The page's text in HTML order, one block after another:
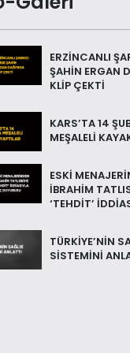
ERZİNCANLI
ŞAHİN ERGAN
KLİP ÇEKTİ
KARS’TA 14
MEŞALELİ
ESKİ
İBRAHİM
‘TEHDİT’
TÜRKİYE’NİN
SİSTEMİNİ